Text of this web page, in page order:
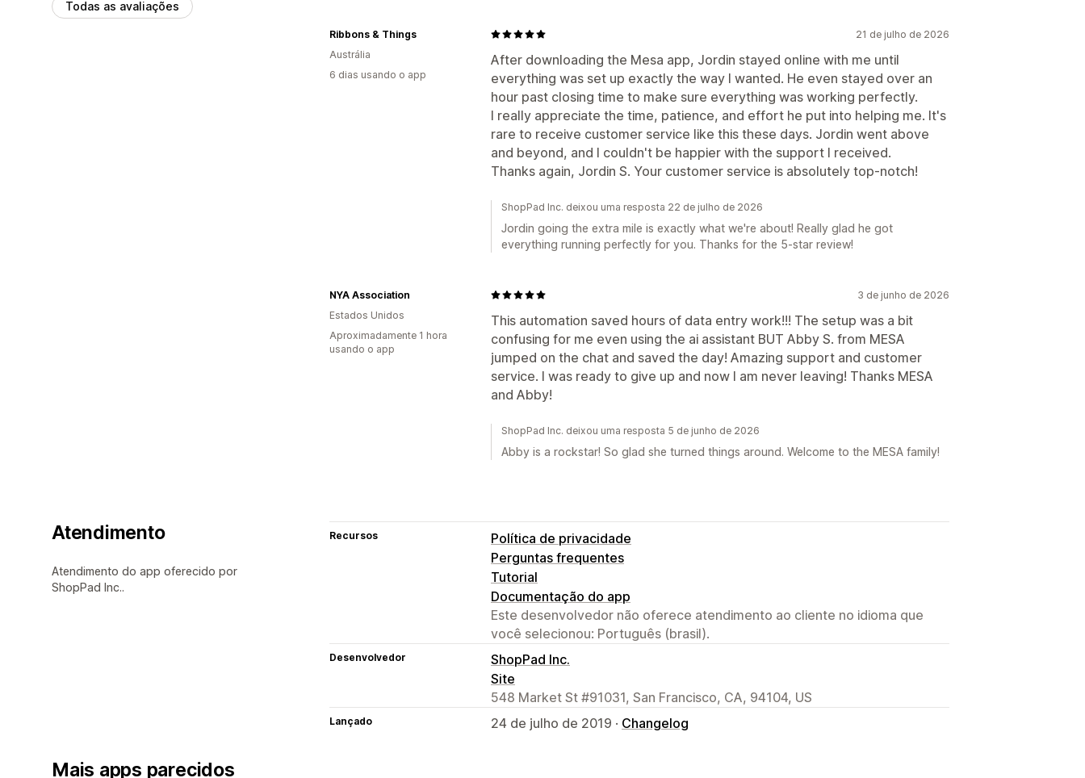
Todas as avaliações
21 de julho de 2026
After downloading the Mesa app, Jordin stayed online with me until
everything was set up exactly the way I wanted. He even stayed over an
hour past closing time to make sure everything was working perfectly.
I really appreciate the time, patience, and effort he put into helping me. It's
rare to receive customer service like this these days. Jordin went above
and beyond, and I couldn't be happier with the support I received.
Thanks again, Jordin S. Your customer service is absolutely top-notch!
Ribbons & Things
Austrália
6 dias usando o app
ShopPad Inc. deixou uma resposta 22 de julho de 2026
Jordin going the extra mile is exactly what we're about! Really glad he got
everything running perfectly for you. Thanks for the 5-star review!
3 de junho de 2026
This automation saved hours of data entry work!!! The setup was a bit
confusing for me even using the ai assistant BUT Abby S. from MESA
jumped on the chat and saved the day! Amazing support and customer
service. I was ready to give up and now I am never leaving! Thanks MESA
and Abby!
NYA Association
Estados Unidos
Aproximadamente 1 hora
usando o app
ShopPad Inc. deixou uma resposta 5 de junho de 2026
Abby is a rockstar! So glad she turned things around. Welcome to the MESA family!
Atendimento
Atendimento do app oferecido por
ShopPad Inc..
Recursos
Política de privacidade
Perguntas frequentes
Tutorial
Documentação do app
Este desenvolvedor não oferece atendimento ao cliente no idioma que
você selecionou: Português (brasil).
Desenvolvedor
ShopPad Inc.
Site
548 Market St #91031, San Francisco, CA, 94104, US
Lançado 24 de julho de 2019 · Changelog
Mais apps parecidos